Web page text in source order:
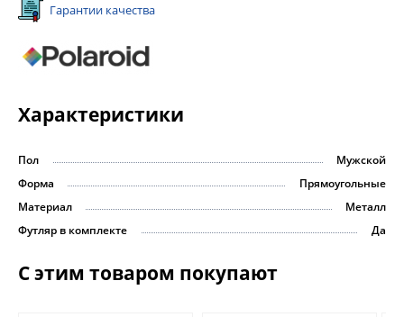
Гарантии качества
Характеристики
Пол
Мужской
Форма
Прямоугольные
Материал
Металл
Футляр в комплекте
Да
С этим товаром покупают